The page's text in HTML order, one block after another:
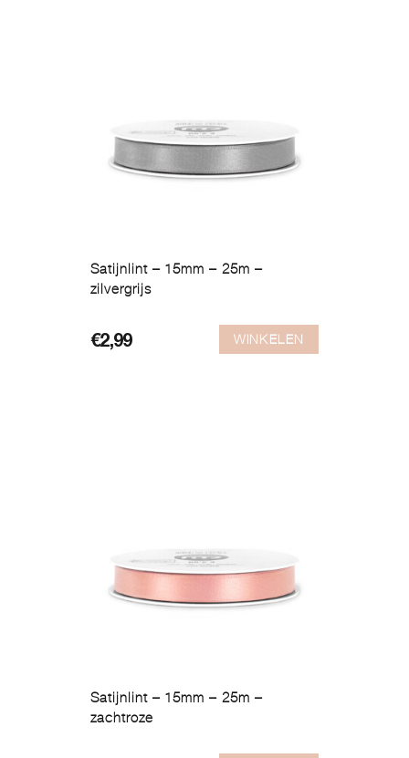
Satijnlint – 15mm – 25m –
zilvergrijs
€2,99 WINKELEN
Satijnlint – 15mm – 25m –
zachtroze